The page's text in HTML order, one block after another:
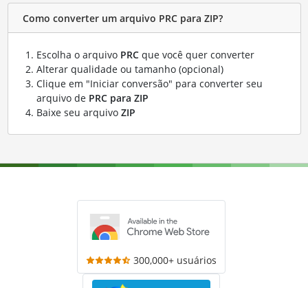
Como converter um arquivo PRC para ZIP?
Escolha o arquivo PRCque você quer converter
Alterar qualidade ou tamanho (opcional)
Clique em "Iniciar conversão" para converter seu
arquivo de PRC para ZIP
Baixe seu arquivo ZIP
300,000+ usuários